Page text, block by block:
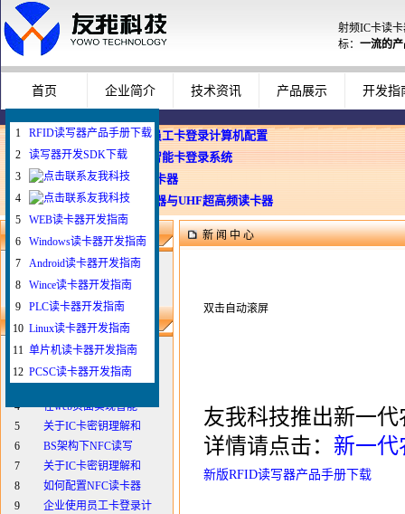
射频IC卡读
标： 一流的
首页 企业简介 技术资讯 产品展示 开发指
企业使用员工卡登录计算机配置
Windows智能卡登录系统
WEB与发卡器
WEB浏览器与UHF超高频读卡器
新闻搜索
最新新闻
1
如何给IC卡写自定义
2
如何配置刷卡登录电脑
3
插卡登录拔卡锁屏
4
在web页面实现智能
5
关于IC卡密钥理解和
6
BS架构下NFC读写
7
关于IC卡密钥理解和
8
如何配置NFC读卡器
9
企业使用员工卡登录计
新 闻 中 心
双击自动滚屏
友我科技推出新一
详情请点击： 新一代
新版RFID读写器产品手册下载
1
RFID读写器产品手册下载
2
读写器开发SDK下载
3
4
5
WEB读卡器开发指南
6
Windows读卡器开发指南
7
Android读卡器开发指南
8
Wince读卡器开发指南
9
PLC读卡器开发指南
10 Linux读卡器开发指南
11 单片机读卡器开发指南
12 PCSC读卡器开发指南